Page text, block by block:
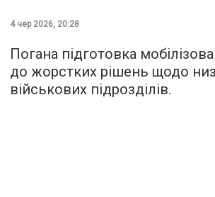
4 чер 2026, 20:28
Погана підготовка
до жорстких рішень щодо
військових підрозділів.